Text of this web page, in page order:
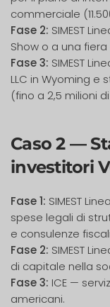
commerciale
Fase 2: SIMEST
Show o a una
Fase 3: SIMEST
LLC in Wyoming
(fino a 2,5 milioni
Caso 2 —
investitori
Fase 1: SIMEST
spese legali di
e consulenze
Fase 2: SIMEST
di capitale nella
Fase 3: ICE —
americani.